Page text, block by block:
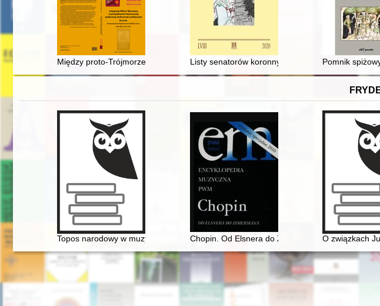
Między proto-Trójmorzem a neo-Jagiellonizmem : koncepcje organizacji państw
Listy senatorów koronnych do margrabiego
Pomnik
Topos narodowy w muzyce polskiej pierwszej połowy XIX wieku. Międzynarodowa
Chopin. Od Elsnera do Zimermana. Encyklopedia
O związkach